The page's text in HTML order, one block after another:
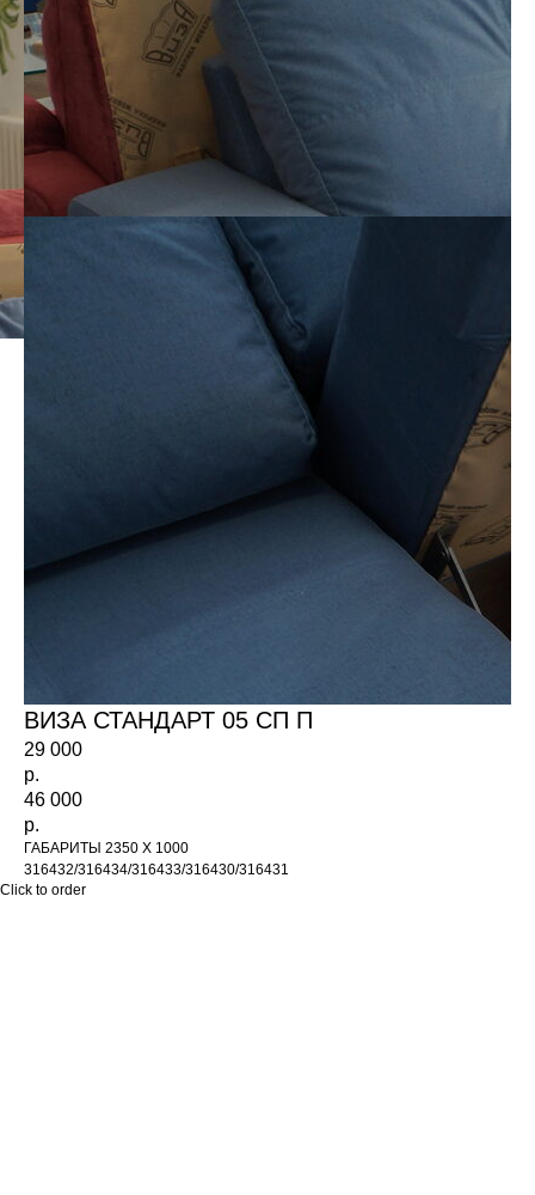
ВИЗА СТАНДАРТ 05 СП П
29 000
р.
46 000
р.
ГАБАРИТЫ 2350 Х 1000
316432/316434/316433/316430/316431
Click to order